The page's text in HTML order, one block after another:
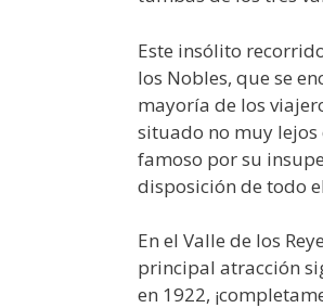
Este insólito
los Nobles, que se
mayoría de los
situado no muy lejos
famoso por su
disposición de todo
En el Valle de los
principal atracción
en 1922,